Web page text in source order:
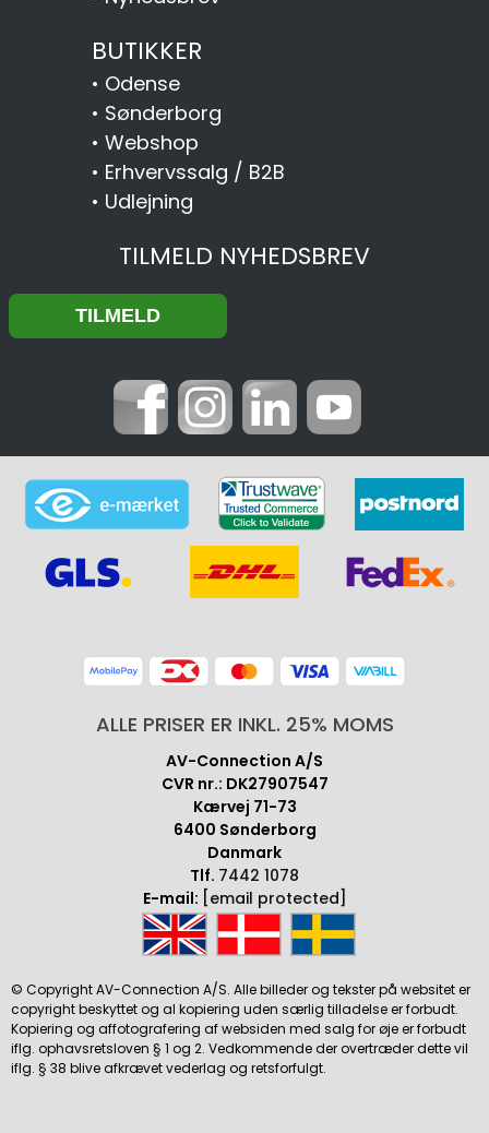
BUTIKKER
• Odense
• Sønderborg
• Webshop
• Erhvervssalg / B2B
• Udlejning
TILMELD NYHEDSBREV
ALLE PRISER ER INKL. 25% MOMS
AV-Connection A/S
CVR nr.: DK27907547
Kærvej 71-73
6400 Sønderborg
Danmark
Tlf. 7442 1078
E-mail: [email protected]
© Copyright AV-Connection A/S. Alle billeder og tekster på websitet er
copyright beskyttet og al kopiering uden særlig tilladelse er forbudt.
Kopiering og affotografering af websiden med salg for øje er forbudt
iflg. ophavsretsloven § 1 og 2. Vedkommende der overtræder dette vil
iflg. § 38 blive afkrævet vederlag og retsforfulgt.